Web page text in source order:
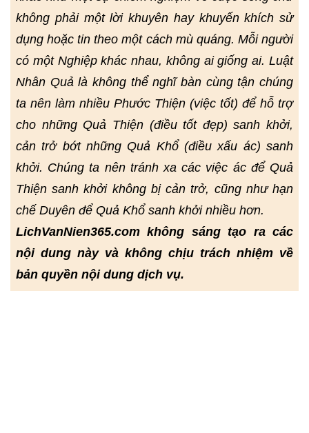
không phải một lời khuyên hay khuyến khích sử
dụng hoặc tin theo một cách mù quáng. Mỗi người
có một Nghiệp khác nhau, không ai giống ai. Luật
Nhân Quả là không thể nghĩ bàn cùng tận chúng
ta nên làm nhiều Phước Thiện (việc tốt) để hỗ trợ
cho những Quả Thiện (điều tốt đẹp) sanh khởi,
cản trở bớt những Quả Khổ (điều xấu ác) sanh
khởi. Chúng ta nên tránh xa các việc ác để Quả
Thiện sanh khởi không bị cản trở, cũng như hạn
chế Duyên để Quả Khổ sanh khởi nhiều hơn.
LichVanNien365.com không sáng tạo ra các
nội dung này và không chịu trách nhiệm về
bản quyền nội dung dịch vụ.